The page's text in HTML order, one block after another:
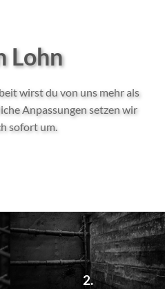
Lohn
wirst du von uns mehr als
Anpassungen setzen wir
sofort um.
2.